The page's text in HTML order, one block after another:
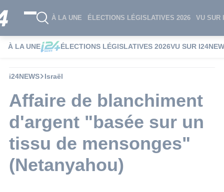
À LA UNE ÉLECTIONS LÉGISLATIVES 2026 VU SUR
À LA UNE ÉLECTIONS LÉGISLATIVES 2026VU SUR
i24NEWS Israël
Affaire de blanchiment
d'argent "basée sur un
tissu de mensonges"
(Netanyahou)